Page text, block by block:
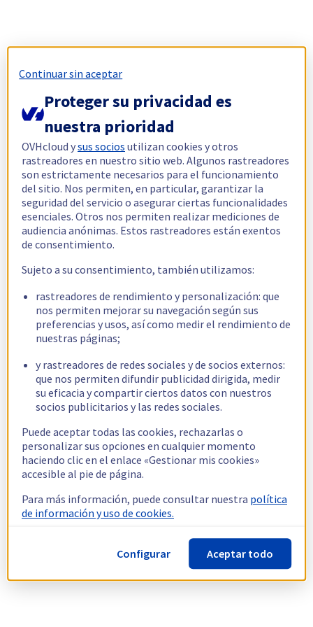
Continuar sin aceptar
Proteger su privacidad es
nuestra prioridad
OVHcloud ysus socios utilizan cookies y otros
rastreadores en nuestro sitio web. Algunos rastreadores
son estrictamente necesarios para el funcionamiento
del sitio. Nos permiten, en particular, garantizar la
seguridad del servicio o asegurar ciertas funcionalidades
esenciales. Otros nos permiten realizar mediciones de
audiencia anónimas. Estos rastreadores están exentos
de consentimiento.
Sujeto a su consentimiento, también utilizamos:
rastreadores de rendimiento y personalización: que
nos permiten mejorar su navegación según sus
preferencias y usos, así como medir el rendimiento de
nuestras páginas;
y rastreadores de redes sociales y de socios externos:
que nos permiten difundir publicidad dirigida, medir
su eficacia y compartir ciertos datos con nuestros
socios publicitarios y las redes sociales.
Puede aceptar todas las cookies, rechazarlas o
personalizar sus opciones en cualquier momento
haciendo clic en el enlace «Gestionar mis cookies»
accesible al pie de página.
Para más información, puede consultar nuestra política
de información y uso de cookies.
Configurar Aceptar todo